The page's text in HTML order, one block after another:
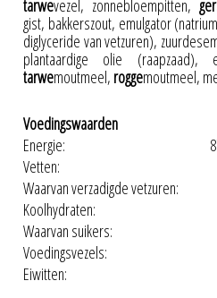
tarwevezel, zonnebloempitten,
gist, bakkerszout, emulgator
diglyceride van vetzuren),
plantaardige olie (raapzaad),
tarwemoutmeel, roggemoutmeel,
Voedingswaarden
Energie:
Vetten:
Waarvan verzadigde vetzuren:
Koolhydraten:
Waarvan suikers:
Voedingsvezels:
Eiwitten: